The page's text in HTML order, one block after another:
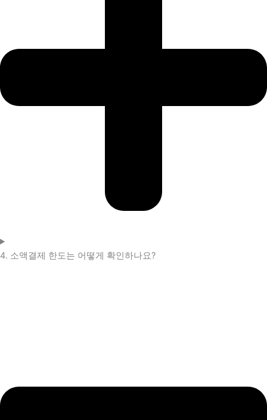
4. 소액결제 한도는 어떻게 확인하나요?